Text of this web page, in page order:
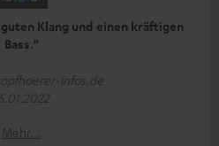
Klang und einen kräftigen
Bass.“
infos.de
Mehr...